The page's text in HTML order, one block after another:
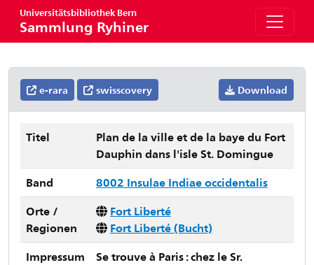
Universitätsbibliothek Bern
Sammlung Ryhiner
e-rara swisscovery Download
Titel
Plan de la ville et de la baye du Fort
Dauphin dans l'isle St. Domingue
Band
8002 Insulae Indiae occidentalis
Orte /
Regionen
Fort Liberté
Fort Liberté (Bucht)
Impressum
Se trouve à Paris : chez le Sr.